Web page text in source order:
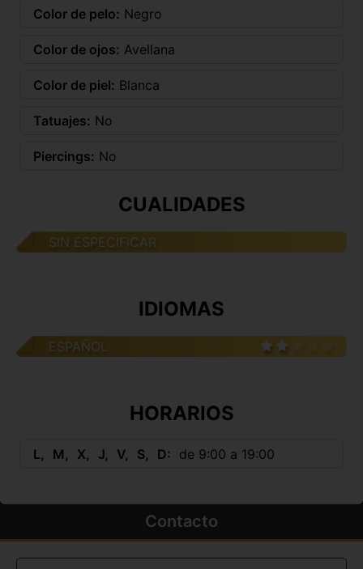
Color de pelo: Negro
Color de ojos: Avellana
Color de piel: Blanca
Tatuajes: No
Piercings: No
CUALIDADES
SIN ESPECIFICAR
IDIOMAS
ESPAÑOL
HORARIOS
L M X J V S D de 9:00 a 19:00
Contacto